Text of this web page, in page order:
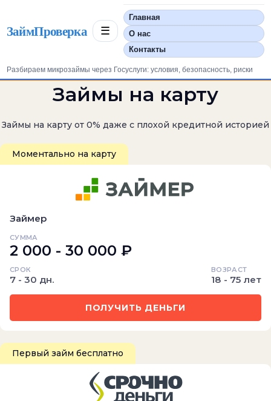
ЗаймПроверка ☰
Главная
О нас
Контакты
Разбираем микрозаймы через Госуслуги: условия, безопасность, риски
Займы на карту
Займы на карту от 0% даже с плохой кредитной историей
Моментально на карту
Займер
СУММА
2 000 - 30 000 ₽
СРОК
7 - 30 дн.
ВОЗРАСТ
18 - 75 лет
ПОЛУЧИТЬ ДЕНЬГИ
Первый займ бесплатно